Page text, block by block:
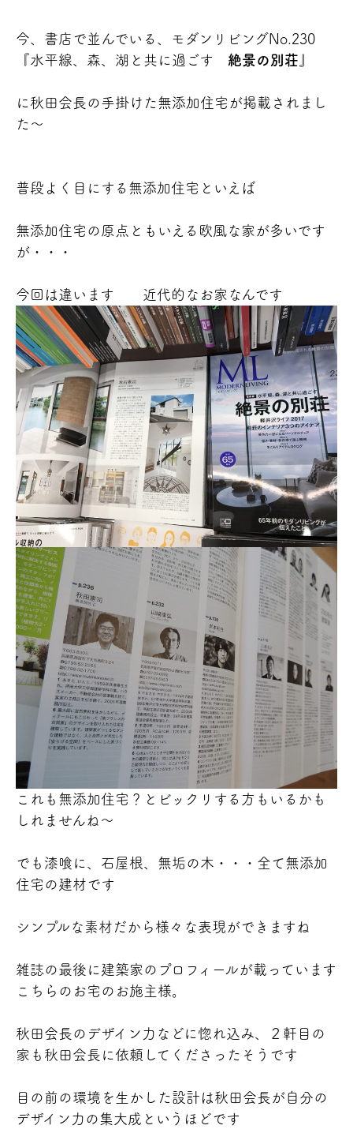
今、書店で並んでいる、モダンリビングNo.230
『水平線、森、湖と共に過ごす 絶景の別荘
に秋田会長の手掛けた無添加住宅が掲載されまし
た～
普段よく目にする無添加住宅といえば
無添加住宅の原点ともいえる欧風な家が多いです
が・・・
今回は違います 近代的なお家なんです
これも無添加住宅？とビックリする方もいるかも
しれませんね～
でも漆喰に、石屋根、無垢の木・・・全て無添加
住宅の建材です
シンプルな素材だから様々な表現ができますね
雑誌の最後に建築家のプロフィールが載っています
こちらのお宅のお施主様。
秋田会長のデザイン力などに惚れ込み、２軒目の
家も秋田会長に依頼してくださったそうです
目の前の環境を生かした設計は秋田会長が自分の
デザイン力の集大成というほどです